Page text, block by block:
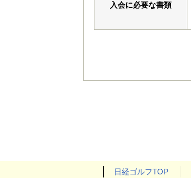
入会に必要な書類
日経ゴルフTOP